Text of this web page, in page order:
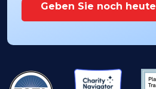
Geben Sie noch heute